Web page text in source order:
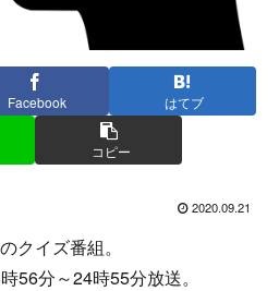
Facebook はてブ
コピー
2020.09.21
クイズ番組。
56分～24時55分放送。